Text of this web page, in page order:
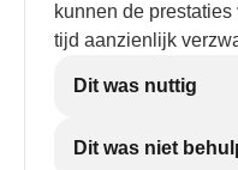
kunnen de
tijd aanzienlijk
Dit was nuttig
Dit was niet